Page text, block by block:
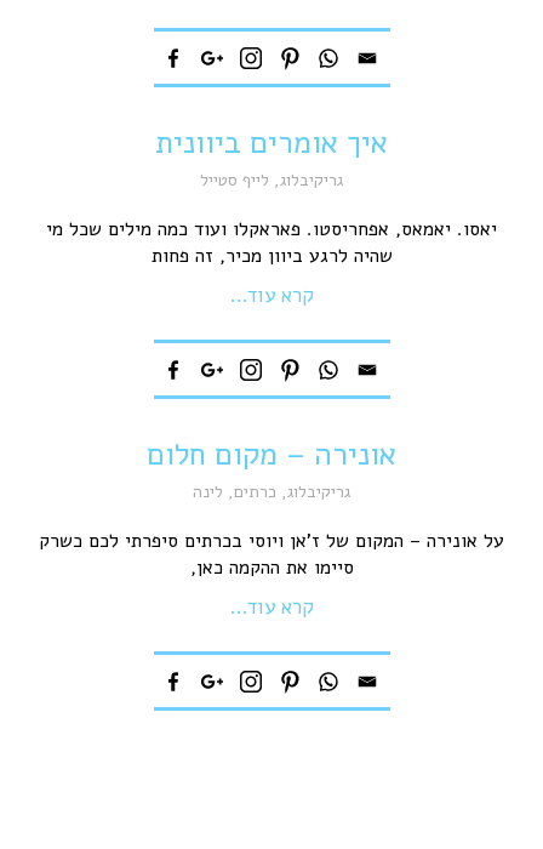
איך אומרים ביוונית
גריקיבלוג, לייף סטייל
יאסו. יאמאס, אפחריסטו. פאראקלו ועוד כמה מילים שכל מי
שהיה לרגע ביוון מכיר, זה פחות
קרא עוד...
אונירה – מקום חלום
גריקיבלוג, כרתים, לינה
על אונירה – המקום של ז’אן ויוסי בכרתים סיפרתי לכם כשרק
סיימו את ההקמה כאן,
קרא עוד...